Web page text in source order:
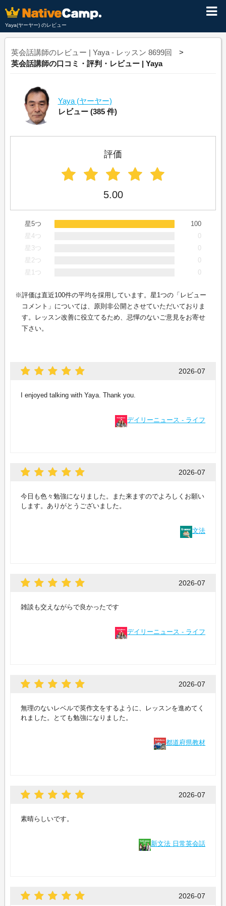
Yaya(ヤーヤー) のレビュー
英会話講師のレビュー | Yaya - レッスン 8699回
英会話講師の口コミ・評判・レビュー | Yaya
Yaya (ヤーヤー)
レビュー (385 件)
評価
5.00
星5つ
100
星4つ
0
星3つ
0
星2つ
0
星1つ
0
評価は直近100件の平均を採用しています。星1つの「レビュー
コメント」については、原則非公開とさせていただいておりま
す。レッスン改善に役立てるため、忌憚のないご意見をお寄せ
下さい。
2026-07
I enjoyed talking with Yaya. Thank you.
デイリーニュース - ライフ
2026-07
今日も色々勉強になりました。また来ますのでよろしくお願い
します。ありがとうございました。
文法
2026-07
雑談も交えながらで良かったです
デイリーニュース - ライフ
2026-07
無理のないレベルで英作文をするように、レッスンを進めてく
れました。とても勉強になりました。
都道府県教材
2026-07
素晴らしいです。
新文法 日常英会話
2026-07